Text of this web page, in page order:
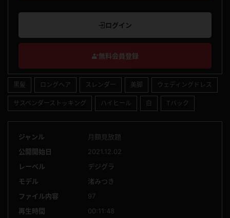
黒髪 ロングヘア スレンダー 美脚 ウェディングドレス
サスペンダーストッキング ハイヒール 白 Tバック
ジャンル
月額見放題
公開開始日
2021.12.02
レーベル
デジグラ
モデル
渚みつき
ファイル内容
97
再生時間
00:11:48
ログイン
無料会員登録